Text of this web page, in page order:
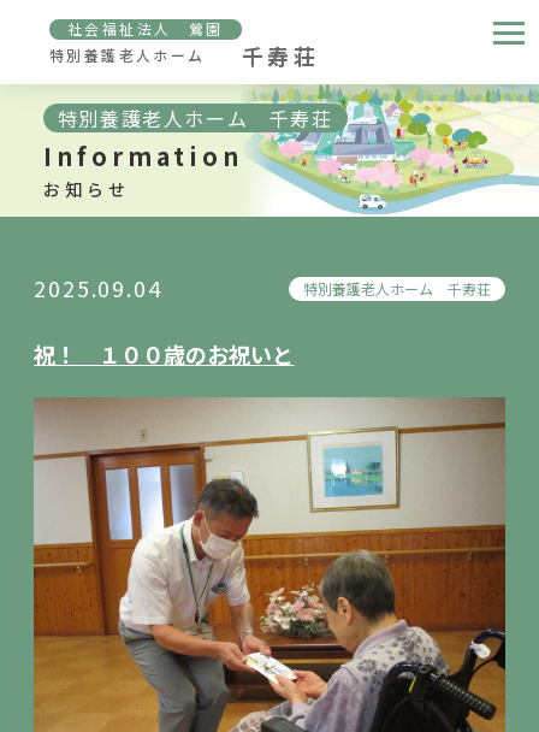
社会福祉法人 鶯園
特別養護老人ホーム
千寿荘
特別養護老人ホーム 千寿荘
Information
お知らせ
2025.09.04 特別養護老人ホーム 千寿荘
祝！ １００歳のお祝いと